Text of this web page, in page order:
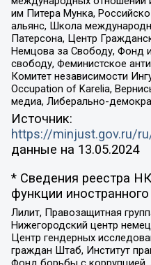
им Питера Мунка,
альянс, Школа
Патерсона, Центр
Немцова за Свободу, Фонд
свободу, Феминистское
Комитет независимости
Occupation of Karelia,
медиа, Либерально-
Источник:
https://minjust.gov.ru/
данные на 13.05.2024
* Сведения реестра
функции иностранного
Лилит, Правозащитная
Нижегородский центр
Центр гендерных
граждан Штаб, Институт